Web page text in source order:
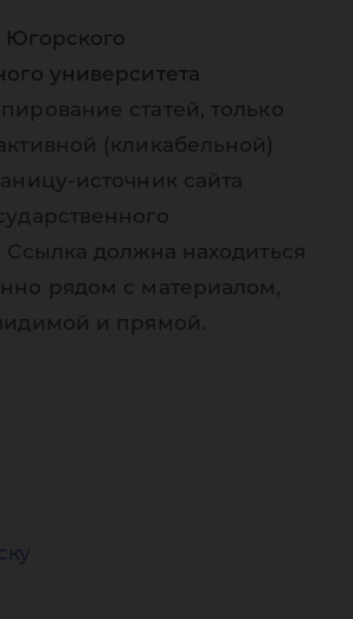
Югорского
университета
статей, только
(кликабельной)
источник сайта
Ссылка должна находиться
рядом с материалом,
и прямой.